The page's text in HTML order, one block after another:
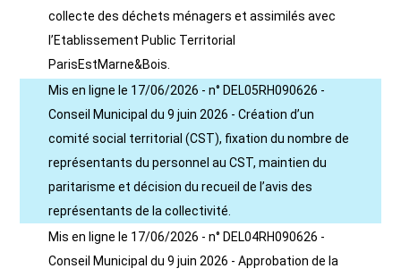
collecte des déchets ménagers et assimilés avec
l’Etablissement Public Territorial
ParisEstMarne&Bois.
Mis en ligne le 17/06/2026 - n° DEL05RH090626 -
Conseil Municipal du 9 juin 2026 - Création d’un
comité social territorial (CST), fixation du nombre de
représentants du personnel au CST, maintien du
paritarisme et décision du recueil de l’avis des
représentants de la collectivité.
Mis en ligne le 17/06/2026 - n° DEL04RH090626 -
Conseil Municipal du 9 juin 2026 - Approbation de la